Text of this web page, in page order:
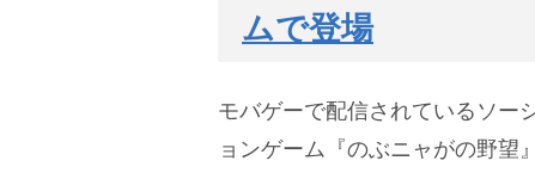
ムで登場
モバゲーで配信されているソー
ョンゲーム『のぶニャがの野望